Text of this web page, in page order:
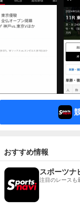
おすすめ情報
スポーツナ
注目のレースも